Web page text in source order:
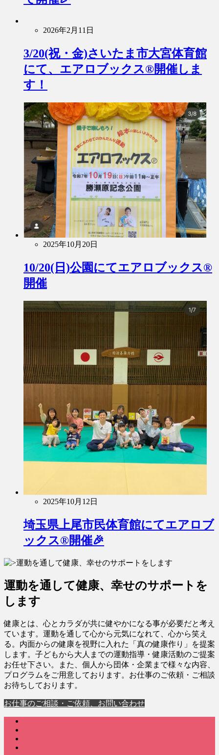
2026年2月11日
3/20(祝・金)さいたま市大宮体育館
にて、エアロブックス®︎開催しま
す！
2025年10月20日
10/20(日)公園にてエアロブックス®︎
開催
2025年10月12日
埼玉県上尾市民体育館にてエアロブ
ックス®︎開催🎉
運動を通して健康、幸せのサポートを
します
健康とは、心とカラダが共に健やかになる事が必要だと考え
ています。運動を通して心から元気になれて、心から笑え
る。内面からの健康を視野に入れた「真の健康作り」を提案
します。子どもから大人までの運動指導・健康活動のご提案
お任せ下さい。また、個人から団体・企業まで様々な内容、
プログラムをご用意しております。お仕事のご依頼・ご相談
お待ちしております。
お仕事のご相談・ご依頼、お問い合わせ